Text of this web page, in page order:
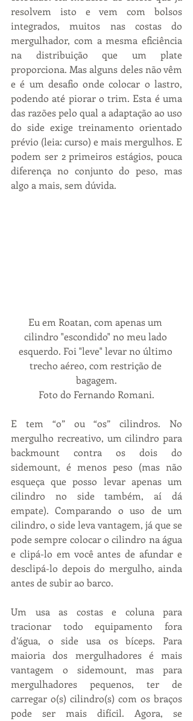
resolvem isto e vem com bolsos
integrados, muitos nas costas do
mergulhador, com a mesma eficiência
na distribuição que um plate
proporciona. Mas alguns deles não vêm
e é um desafio onde colocar o lastro,
podendo até piorar o trim. Esta é uma
das razões pelo qual a adaptação ao uso
do side exige treinamento orientado
prévio (leia: curso) e mais mergulhos. E
podem ser 2 primeiros estágios, pouca
diferença no conjunto do peso, mas
algo a mais, sem dúvida.
Eu em Roatan, com apenas um
cilindro "escondido" no meu lado
esquerdo. Foi "leve" levar no último
trecho aéreo, com restrição de
bagagem.
Foto do Fernando Romani.
E tem “o” ou “os” cilindros. No
mergulho recreativo, um cilindro para
backmount contra os dois do
sidemount, é menos peso (mas não
esqueça que posso levar apenas um
cilindro no side também, aí dá
empate). Comparando o uso de um
cilindro, o side leva vantagem, já que se
pode sempre colocar o cilindro na água
e clipá-lo em você antes de afundar e
desclipá-lo depois do mergulho, ainda
antes de subir ao barco.
Um usa as costas e coluna para
tracionar todo equipamento fora
d’água, o side usa os bíceps. Para
maioria dos mergulhadores é mais
vantagem o sidemount, mas para
mergulhadores pequenos, ter de
carregar o(s) cilindro(s) com os braços
pode ser mais difícil. Agora, se